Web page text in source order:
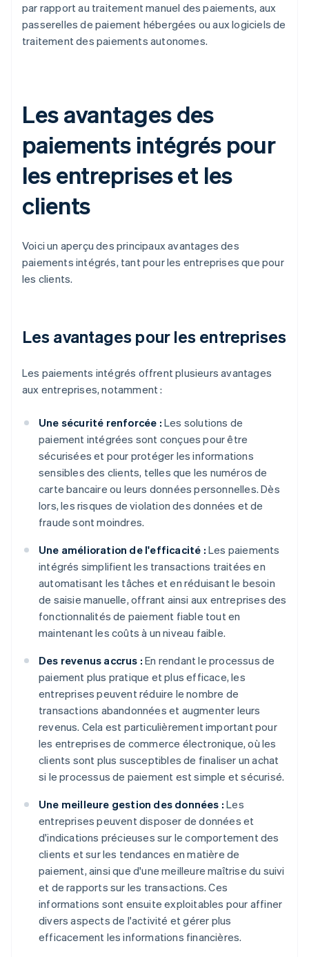
par rapport au traitement manuel des paiements, aux
passerelles de paiement hébergées ou aux logiciels de
traitement des paiements autonomes.
Les avantages des
paiements intégrés pour
les entreprises et les
clients
Voici un aperçu des principaux avantages des
paiements intégrés, tant pour les entreprises que pour
les clients.
Les avantages pour les entreprises
Les paiements intégrés offrent plusieurs avantages
aux entreprises, notamment :
Une sécurité renforcée : Les solutions de
paiement intégrées sont conçues pour être
sécurisées et pour protéger les informations
sensibles des clients, telles que les numéros de
carte bancaire ou leurs données personnelles. Dès
lors, les risques de violation des données et de
fraude sont moindres.
Une amélioration de l'efficacité : Les paiements
intégrés simplifient les transactions traitées en
automatisant les tâches et en réduisant le besoin
de saisie manuelle, offrant ainsi aux entreprises des
fonctionnalités de paiement fiable tout en
maintenant les coûts à un niveau faible.
Des revenus accrus : En rendant le processus de
paiement plus pratique et plus efficace, les
entreprises peuvent réduire le nombre de
transactions abandonnées et augmenter leurs
revenus. Cela est particulièrement important pour
les entreprises de commerce électronique, où les
clients sont plus susceptibles de finaliser un achat
si le processus de paiement est simple et sécurisé.
Une meilleure gestion des données : Les
entreprises peuvent disposer de données et
d'indications précieuses sur le comportement des
clients et sur les tendances en matière de
paiement, ainsi que d'une meilleure maîtrise du suivi
et de rapports sur les transactions. Ces
informations sont ensuite exploitables pour affiner
divers aspects de l'activité et gérer plus
efficacement les informations financières.